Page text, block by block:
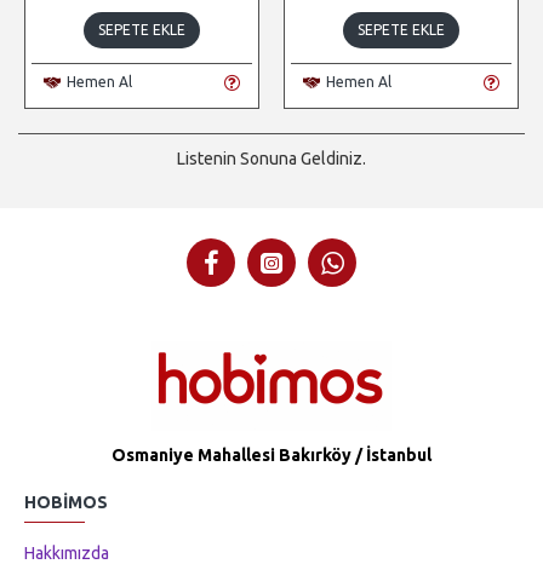
SEPETE EKLE
Hemen Al
SEPETE EKLE
Hemen Al
Listenin Sonuna Geldiniz.
Osmaniye Mahallesi Bakırköy / İstanbul
HOBIMOS
Hakkımızda